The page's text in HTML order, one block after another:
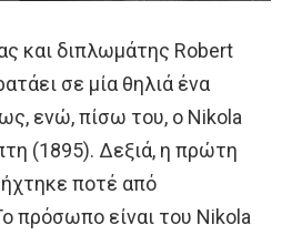
και διπλωμάτης Robert
σε μία θηλιά ένα
ενώ, πίσω του, ο Nikola
(1895). Δεξιά, η πρώτη
ποτέ από
πρόσωπο είναι του Nikola